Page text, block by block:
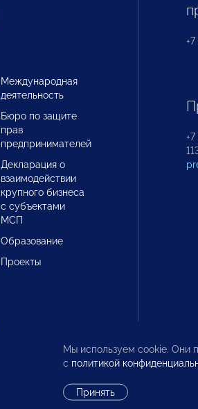
Международная
деятельность
Бюро по защите
прав
предпринимателей
Декларация о
взаимодействии
крупного бизнеса
с субъектами
МСП
Образование
Проекты
Мы используем cookie. Они
с политикой
Принять